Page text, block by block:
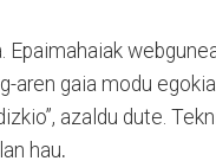
Epaimahaiak
aren gaia modu
azaldu dute.
hau.